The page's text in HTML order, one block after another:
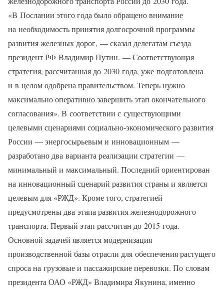
«В Послании этого года было обращено внимание
на необходимость принятия долгосрочной программы
развития железных дорог, — сказал делегатам съезда
президент РФ Владимир Путин. — Соответствующая
стратегия, рассчитанная до 2030 года, уже подготовлена
и в целом одобрена правительством. Теперь нужно
максимально оперативно завершить этап окончательного
согласования». В соответствии с существующими
целевыми сценариями социально-экономического развития
России — энергосырьевым и инновационным —
разработано два варианта реализации стратегии —
минимальный и максимальный. Последний ориентирован
на инновационный сценарий развития страны и является
целевым для «РЖД». Кроме того, стратегией
предусмотрены два этапа развития железнодорожного
транспорта. Первый этап рассчитан до 2015 года.
Основной задачей является модернизация
производственной базы отрасли для обеспечения растущего
спроса на грузовые и пассажирские перевозки. По словам
президента ОАО «РЖД» Владимира Якунина, именно